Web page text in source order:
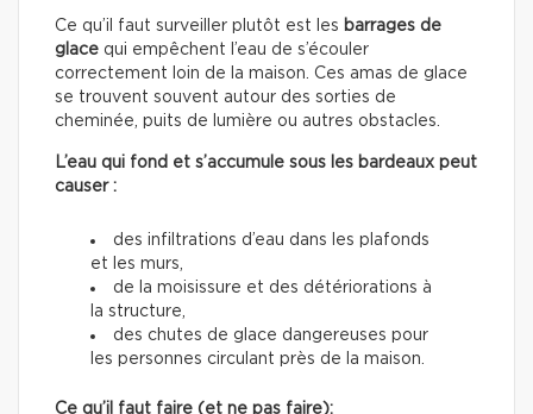
Ce qu’il faut surveiller plutôt est les barrages de
glace qui empêchent l’eau de s’écouler
correctement loin de la maison. Ces amas de glace
se trouvent souvent autour des sorties de
cheminée, puits de lumière ou autres obstacles.
L’eau qui fond et s’accumule sous les bardeaux peut
causer :
des infiltrations d’eau dans les plafonds
et les murs,
de la moisissure et des détériorations à
la structure,
des chutes de glace dangereuses pour
les personnes circulant près de la maison.
Ce qu’il faut faire (et ne pas faire):